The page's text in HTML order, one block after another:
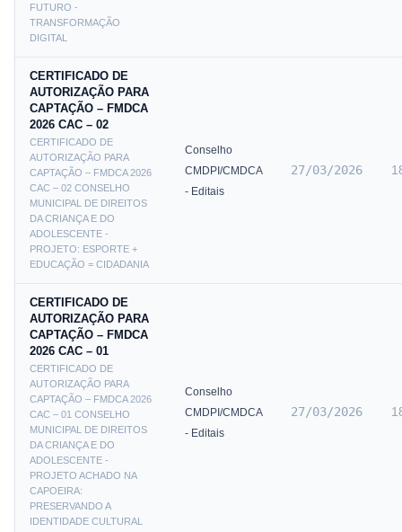
FUTURO -
TRANSFORMAÇÃO
DIGITAL
CERTIFICADO DE
AUTORIZAÇÃO PARA
CAPTAÇÃO – FMDCA
2026 CAC – 02
CERTIFICADO DE
AUTORIZAÇÃO PARA
CAPTAÇÃO – FMDCA 2026
CAC – 02 CONSELHO
MUNICIPAL DE DIREITOS
DA CRIANÇA E DO
ADOLESCENTE -
PROJETO: ESPORTE +
EDUCAÇÃO = CIDADANIA
Conselho
CMDPI/CMDCA
- Editais
27/03/2026
CERTIFICADO DE
AUTORIZAÇÃO PARA
CAPTAÇÃO – FMDCA
2026 CAC – 01
CERTIFICADO DE
AUTORIZAÇÃO PARA
CAPTAÇÃO – FMDCA 2026
CAC – 01 CONSELHO
MUNICIPAL DE DIREITOS
DA CRIANÇA E DO
ADOLESCENTE -
PROJETO ACHADO NA
CAPOEIRA:
PRESERVANDO A
IDENTIDADE CULTURAL
Conselho
CMDPI/CMDCA
- Editais
27/03/2026